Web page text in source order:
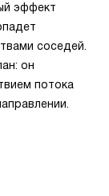
эффект
соседей.
он
потока